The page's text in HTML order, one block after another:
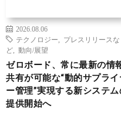
2026.08.06
テクノロジー
プレスリリースな
ど
動向/展望
ゼロボード、常に最新の情
共有が可能な“動的サプライ
ー管理”実現する新システム
提供開始へ